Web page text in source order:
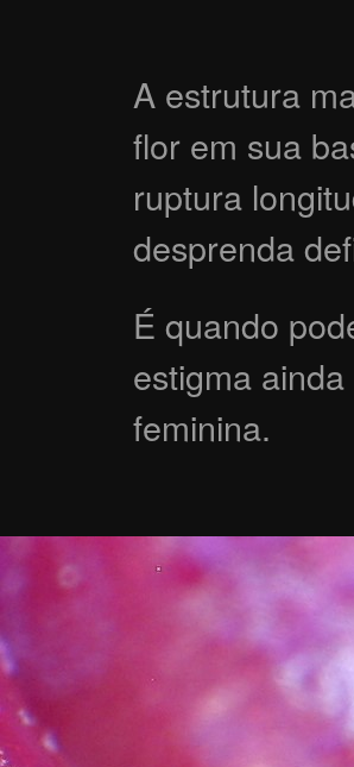
A estrutura
flor em sua
ruptura
desprenda
É quando
estigma
feminina.